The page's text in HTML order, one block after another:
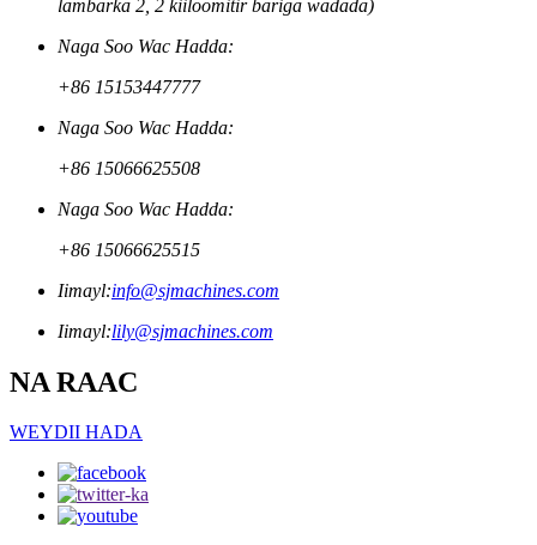
lambarka 2, 2 kiiloomitir bariga wadada)
Naga Soo Wac Hadda:
+86 15153447777
Naga Soo Wac Hadda:
+86 15066625508
Naga Soo Wac Hadda:
+86 15066625515
Iimayl:info@sjmachines.com
Iimayl:lily@sjmachines.com
NA RAAC
WEYDII HADA